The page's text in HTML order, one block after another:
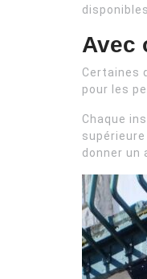
Avec
Certaines
pour les
Chaque
donner un